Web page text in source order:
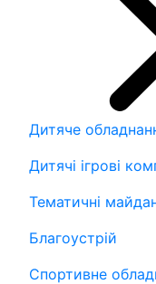
Дитяче
Дитячі ігрові
Тематичні
Благоустрій
Спортивне